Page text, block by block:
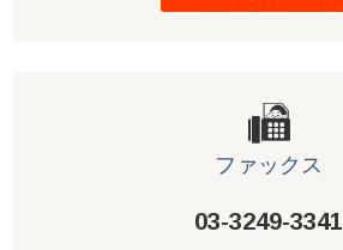
ファックス
03-3249-3341